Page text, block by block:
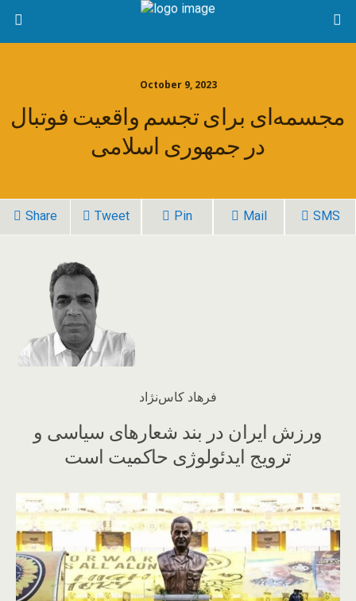
October 9, 2023
مجسمه‌ای برای تجسم واقعیت فوتبال
در جمهوری اسلامی
Share Tweet Pin Mail SMS
فرهاد کاس‌نژاد
ورزش ایران در بند شعارهای سیاسی و
ترویج ایدئولوژی حاکمیت است